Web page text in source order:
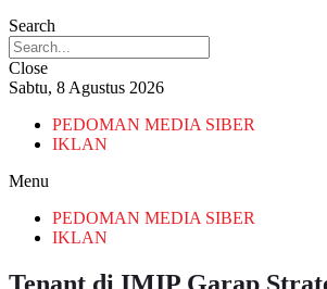
Search
Close
Sabtu, 8 Agustus 2026
PEDOMAN MEDIA SIBER
IKLAN
Menu
PEDOMAN MEDIA SIBER
IKLAN